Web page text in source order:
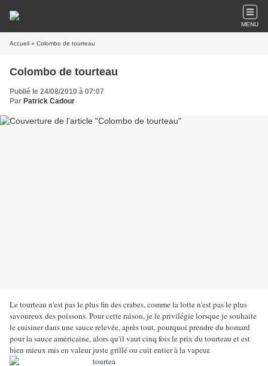
MENU
Accueil » Colombo de tourteau
Colombo de tourteau
Publié le 24/08/2010 à 07:07
Par Patrick Cadour
Le tourteau n'est pas le plus fin des crabes, comme la lotte n'est pas le plus
savoureux des poissons. Pour cette raison, je le privilégie lorsque je souhaite
le cuisiner dans une sauce relevée, après tout, pourquoi prendre du homard
pour la sauce américaine, alors qu'il vaut cinq fois le prix du tourteau et est
bien mieux mis en valeur juste grillé ou cuit entier à la vapeur.